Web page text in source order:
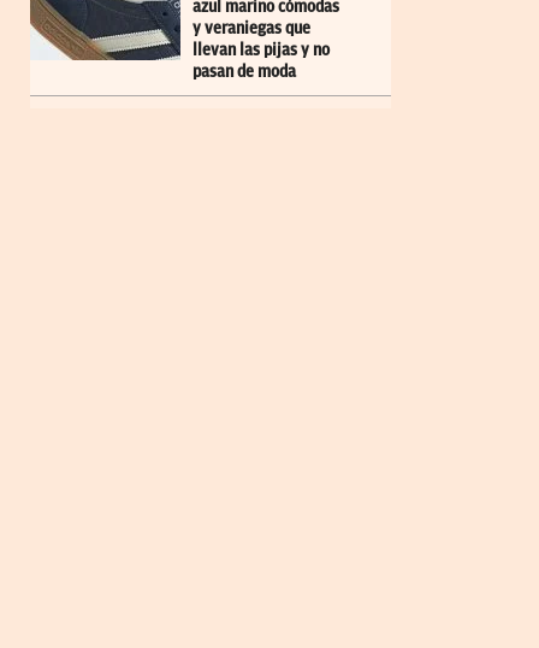
azul marino cómodas
y veraniegas que
llevan las pijas y no
pasan de moda